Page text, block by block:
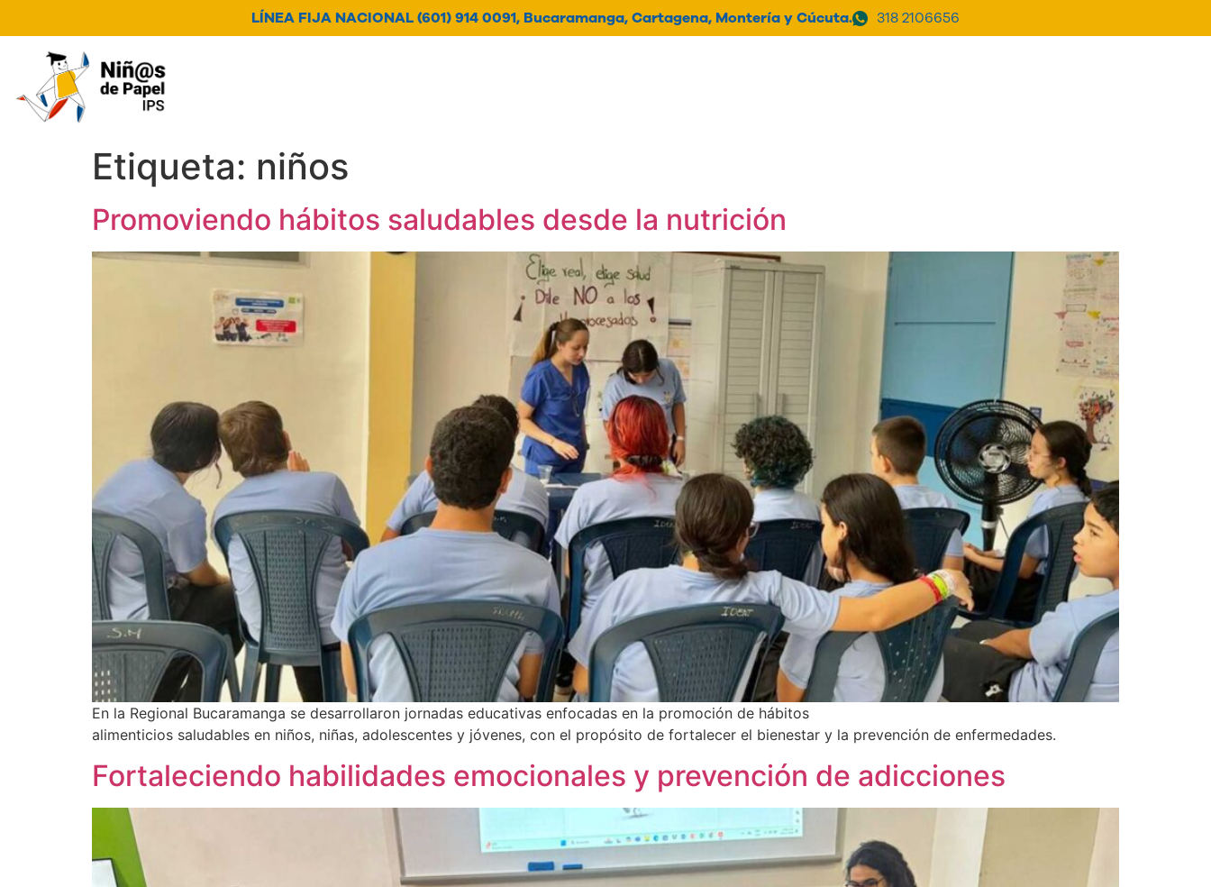
LÍNEA FIJA NACIONAL (601) 914 0091, Bucaramanga, Cartagena, Montería y Cúcuta. 318 2106656
Etiqueta: niños
Promoviendo hábitos saludables desde la nutrición
En la Regional Bucaramanga se desarrollaron jornadas educativas enfocadas en la promoción de hábitos
alimenticios saludables en niños, niñas, adolescentes y jóvenes, con el propósito de fortalecer el bienestar y la prevención de enfermedades.
Fortaleciendo habilidades emocionales y prevención de adicciones